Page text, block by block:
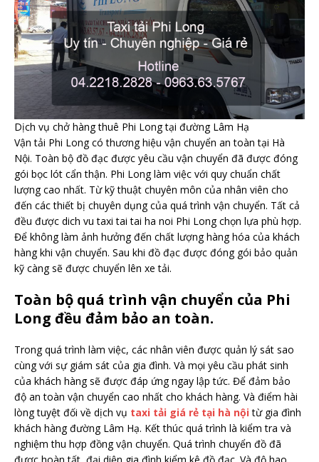
Dịch vụ chở hàng thuê Phi Long tại đường Lâm Hạ
Vận tải Phi Long có thương hiệu vận chuyển an toàn tại Hà
Nội. Toàn bộ đồ đạc được yêu cầu vận chuyển đã được đóng
gói bọc lót cẩn thận. Phi Long làm việc với quy chuẩn chất
lượng cao nhất. Từ kỹ thuật chuyên môn của nhân viên cho
đến các thiết bị chuyên dụng của quá trình vận chuyển. Tất cả
đều được dich vu taxi tai tai ha noi Phi Long chọn lựa phù hợp.
Để không làm ảnh hưởng đến chất lượng hàng hóa của khách
hàng khi vận chuyển. Sau khi đồ đạc được đóng gói bảo quản
kỹ càng sẽ được chuyển lên xe tải.
Toàn bộ quá trình vận chuyển của Phi
Long đều đảm bảo an toàn.
Trong quá trình làm việc, các nhân viên được quản lý sát sao
cùng với sự giám sát của gia đình. Và mọi yêu cầu phát sinh
của khách hàng sẽ được đáp ứng ngay lập tức. Để đảm bảo
độ an toàn vận chuyển cao nhất cho khách hàng. Và điểm hài
lòng tuyệt đối về dịch vụ taxi tải giá rẻ tại hà nội từ gia đình
khách hàng đường Lâm Hạ. Kết thúc quá trình là kiểm tra và
nghiệm thu hợp đồng vận chuyển. Quá trình chuyển đồ đã
được hoàn tất, đại diện gia đình kiểm kê đồ đạc. Và độ hao